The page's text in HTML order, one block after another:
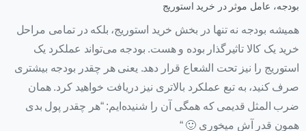
بودجه، عامل موثر در خرید استوریج
همیشه بودجه نه تنها در بخش خرید استوریج، بلکه در تمامی مراحل
خرید یک کالا تاثیرگذار بوده و هست. بودجه می‌تواند عملکرد یک
استوریج‌ را نیز تحت الشعاع قرار دهد. یعنی هر چقدر بودجه بیشتری
صرف کنید، به تبع عملکرد بالاتری نیز دریافت خواهید کرد. همان
ضرب المثل قدیمی که همگی آن را شنیده‌ایم: “هر چقدر پول بدی
همون قدر آش میخوری 🙂 “